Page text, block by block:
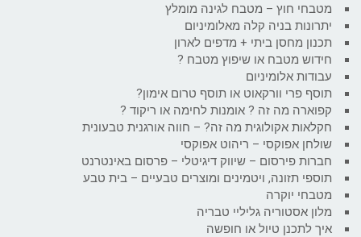
מטבחי חוץ – מטבח לגינה מומלץ
יתרונות בניה קלה מאלומיניום
תכנון מחסן ביתי + מדפים לארון
חידוש מטבח או שיפוץ מטבח ?
עבודות אלומיניום
תוסף פרי וורקאוט או תוסף טרום אימון?
קפוארה מה זה ? אומנות לחימה או ריקוד ?
חקלאות אקולוגית מה זה? – חווה אורגנית טבעונית
שולחן אפוקסי – ריהוט אפוקסי
חברות פירסום – שיווק דיגיטלי – פרסום באינטרנט
תוספי תזונה, ויטמינים ומוצרים טבעיים – בית טבע
מטבחי יוקרה
מלון אסטוריה גליליי טבריה
איך לתכנן טיול או חופשה